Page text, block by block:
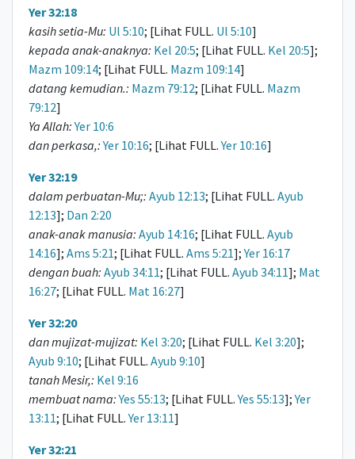
Yer 32:18
kasih setia-Mu: Ul 5:10; [Lihat FULL. Ul 5:10]
kepada anak-anaknya: Kel 20:5; [Lihat FULL. Kel 20:5];
Mazm 109:14; [Lihat FULL. Mazm 109:14]
datang kemudian.: Mazm 79:12; [Lihat FULL. Mazm
79:12]
Ya Allah: Yer 10:6
dan perkasa,: Yer 10:16; [Lihat FULL.Yer 10:16]
Yer 32:19
dalam perbuatan-Mu;: Ayub 12:13; [Lihat FULL. Ayub
12:13]; Dan 2:20
anak-anak manusia: Ayub 14:16; [Lihat FULL. Ayub
14:16]; Ams 5:21; [Lihat FULL. Ams 5:21];Yer 16:17
dengan buah: Ayub 34:11; [Lihat FULL. Ayub 34:11]; Mat
16:27; [Lihat FULL. Mat 16:27]
Yer 32:20
dan mujizat-mujizat: Kel 3:20; [Lihat FULL. Kel 3:20];
Ayub 9:10; [Lihat FULL. Ayub 9:10]
tanah Mesir,: Kel 9:16
membuat nama: Yes 55:13; [Lihat FULL.Yes 55:13];Yer
13:11; [Lihat FULL.Yer 13:11]
Yer 32:21